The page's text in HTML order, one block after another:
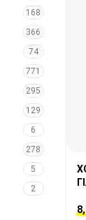
168
366
74
771
295
129
6
278
5
2